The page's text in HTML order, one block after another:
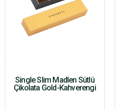
Single Slim Madlen Sütlü
Çikolata Gold-Kahverengi